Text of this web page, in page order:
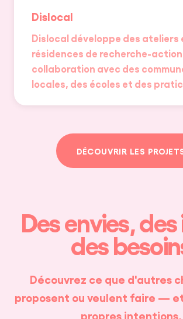
Dislocal
Dislocal développe des ateliers
résidences de recherche-action
collaboration avec des
locales, des écoles et des
DÉCOUVRIR LES
Des envies,
des
Découvrez ce que d'autres
proposent ou veulent faire —
propres intentions.